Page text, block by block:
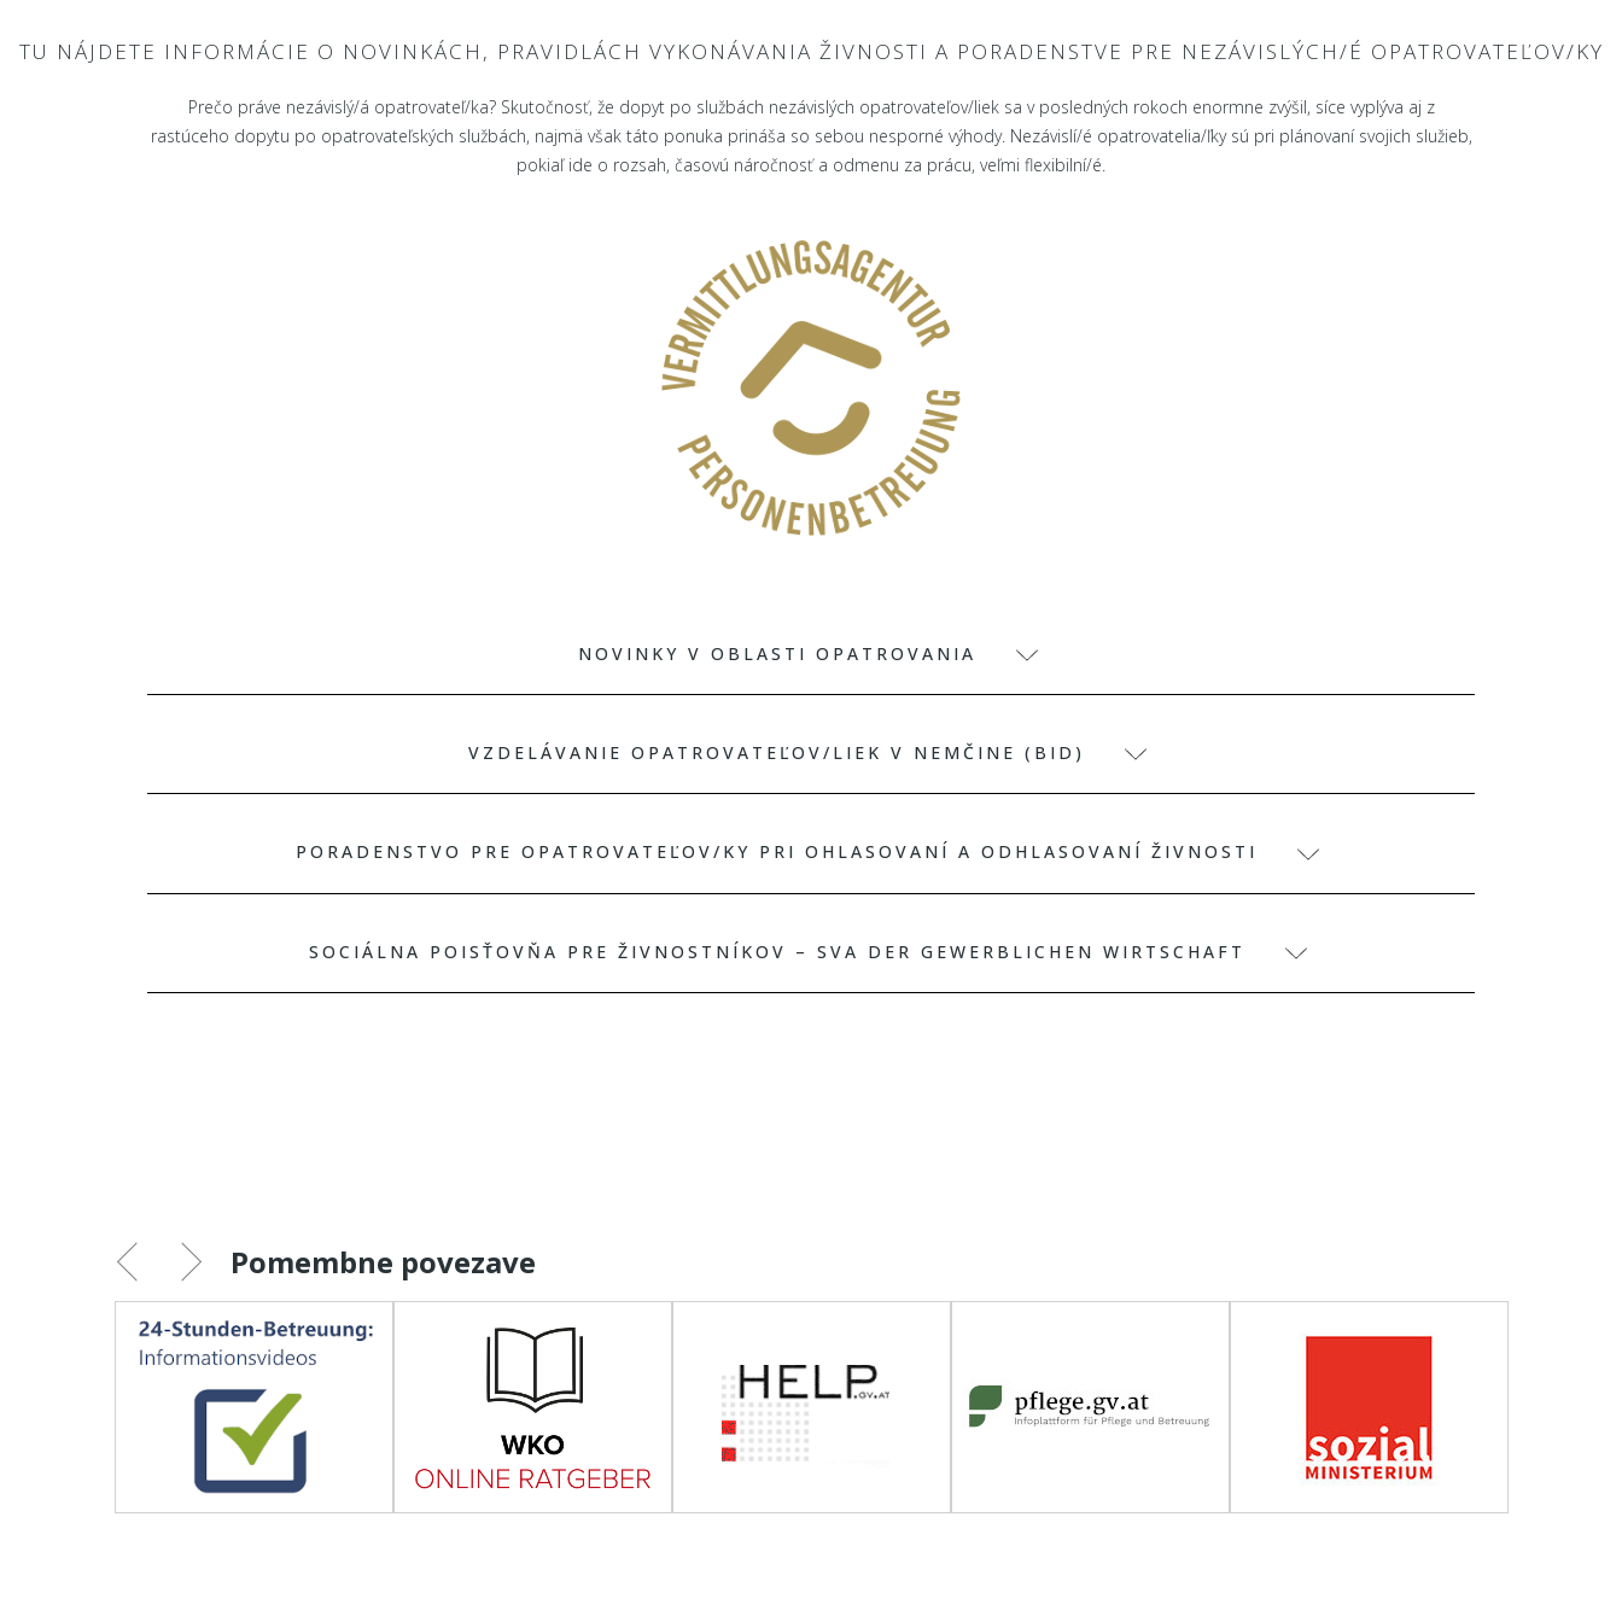
TU NÁJDETE INFORMÁCIE O NOVINKÁCH, PRAVIDLÁCH VYKONÁVANIA ŽIVNOSTI A PORADENSTVE PRE NEZÁVISLÝCH/É OPATROVATEĽOV/KY
Prečo práve nezávislý/á opatrovateľ/ka? Skutočnosť, že dopyt po službách nezávislých opatrovateľov/liek sa v posledných rokoch enormne zvýšil, síce vyplýva aj z
rastúceho dopytu po opatrovateľských službách, najmä však táto ponuka prináša so sebou nesporné výhody. Nezávislí/é opatrovatelia/ľky sú pri plánovaní svojich služieb,
pokiaľ ide o rozsah, časovú náročnosť a odmenu za prácu, veľmi flexibilní/é.
NOVINKY V OBLASTI OPATROVANIA
VZDELÁVANIE OPATROVATEĽOV/LIEK V NEMČINE (BID)
PORADENSTVO PRE OPATROVATEĽOV/KY PRI OHLASOVANÍ A ODHLASOVANÍ ŽIVNOSTI
SOCIÁLNA POISŤOVŇA PRE ŽIVNOSTNÍKOV – SVA DER GEWERBLICHEN WIRTSCHAFT
Pomembne povezave